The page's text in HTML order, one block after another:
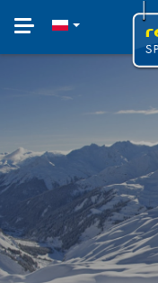
Toggle